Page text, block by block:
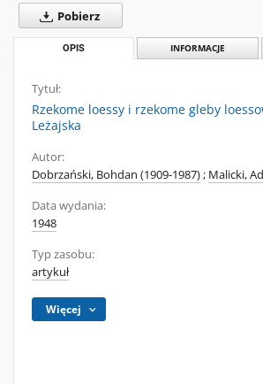
Pobierz
OPIS INFORMACJE
Tytuł:
Rzekome loessy i rzekome gleby
Leżajska
Autor:
Dobrzański, Bohdan (1909-1987); Malicki,
Data wydania:
1948
Typ zasobu:
artykuł
Więcej